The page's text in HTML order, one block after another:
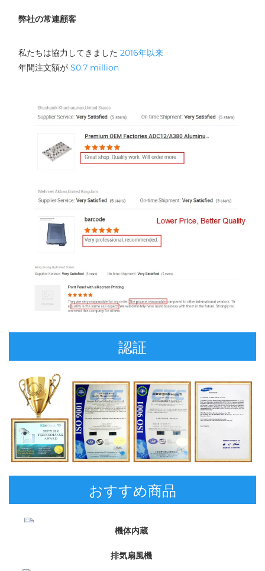
弊社の常連顧客
私たちは協力してきました 2016年以来
年間注文額が $0.7 million
認証
おすすめ商品
機体内蔵
排気扇風機